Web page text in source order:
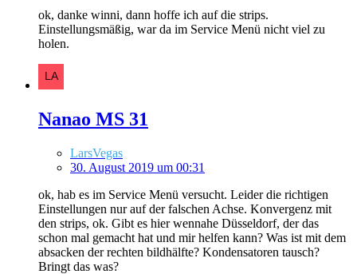
ok, danke winni, dann hoffe ich auf die strips.
Einstellungsmäßig, war da im Service Menü nicht viel zu
holen.
Nanao MS 31
LarsVegas
30. August 2019 um 00:31
ok, hab es im Service Menü versucht. Leider die richtigen
Einstellungen nur auf der falschen Achse. Konvergenz mit
den strips, ok. Gibt es hier wennahe Düsseldorf, der das
schon mal gemacht hat und mir helfen kann? Was ist mit dem
absacken der rechten bildhälfte? Kondensatoren tausch?
Bringt das was?